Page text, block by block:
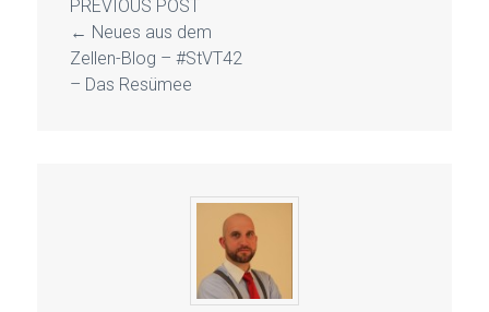
PREVIOUS POST
← Neues aus dem
Zellen-Blog – #StVT42
– Das Resümee